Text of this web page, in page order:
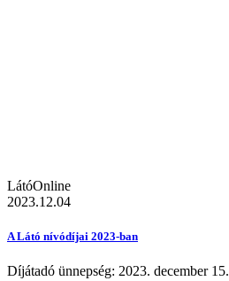
LátóOnline
2023.12.04
A Látó nívódíjai 2023-ban
Díjátadó ünnepség: 2023. december 15.